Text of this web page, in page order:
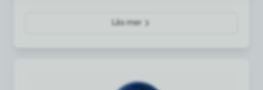
Läs mer